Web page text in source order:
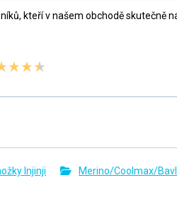
kteří v našem obchodě
Injinji Merino/Coolmax/